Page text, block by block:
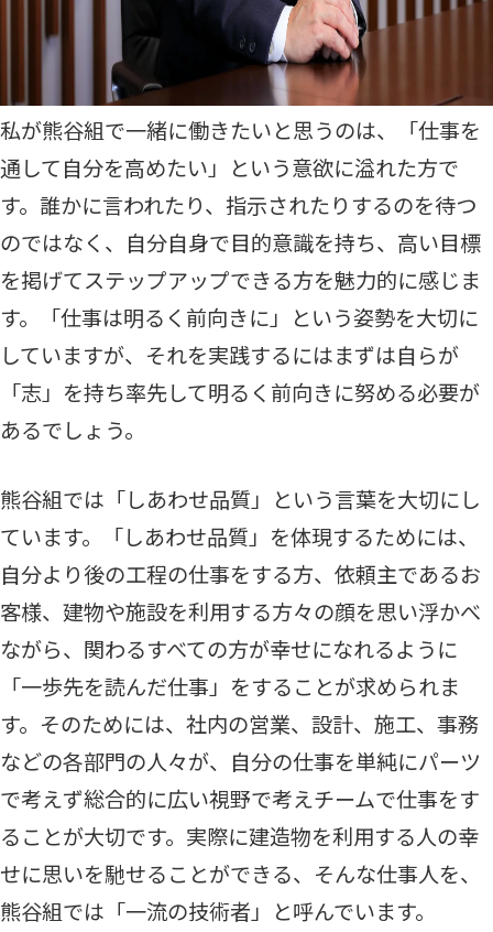
私が熊谷組で一緒に働きたいと思うのは、「仕事を
通して自分を高めたい」という意欲に溢れた方で
す。誰かに言われたり、指示されたりするのを待つ
のではなく、自分自身で目的意識を持ち、高い目標
を掲げてステップアップできる方を魅力的に感じま
す。「仕事は明るく前向きに」という姿勢を大切に
していますが、それを実践するにはまずは自らが
「志」を持ち率先して明るく前向きに努める必要が
あるでしょう。
熊谷組では「しあわせ品質」という言葉を大切にし
ています。「しあわせ品質」を体現するためには、
自分より後の工程の仕事をする方、依頼主であるお
客様、建物や施設を利用する方々の顔を思い浮かべ
ながら、関わるすべての方が幸せになれるように
「一歩先を読んだ仕事」をすることが求められま
す。そのためには、社内の営業、設計、施工、事務
などの各部門の人々が、自分の仕事を単純にパーツ
で考えず総合的に広い視野で考えチームで仕事をす
ることが大切です。実際に建造物を利用する人の幸
せに思いを馳せることができる、そんな仕事人を、
熊谷組では「一流の技術者」と呼んでいます。